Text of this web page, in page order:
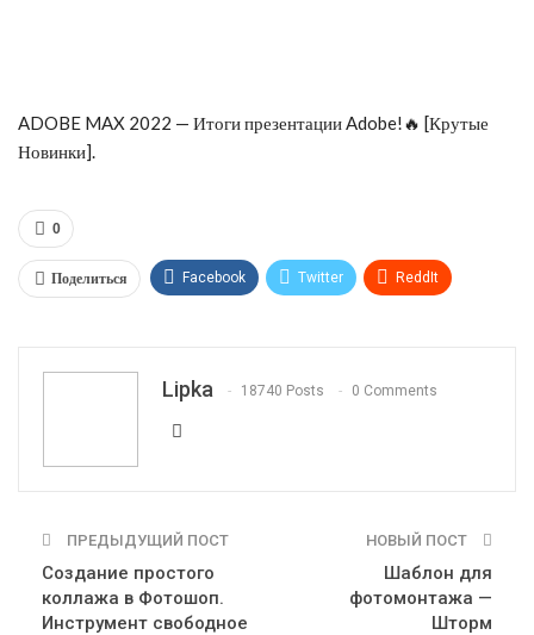
ADOBE MAX 2022 — Итоги презентации Adobe!🔥 [Крутые
Новинки].
0
Поделиться Facebook Twitter ReddIt
Lipka 18740 Posts 0 Comments
ПРЕДЫДУЩИЙ ПОСТ
Создание простого
коллажа в Фотошоп.
Инструмент свободное
НОВЫЙ ПОСТ
Шаблон для
фотомонтажа —
Шторм